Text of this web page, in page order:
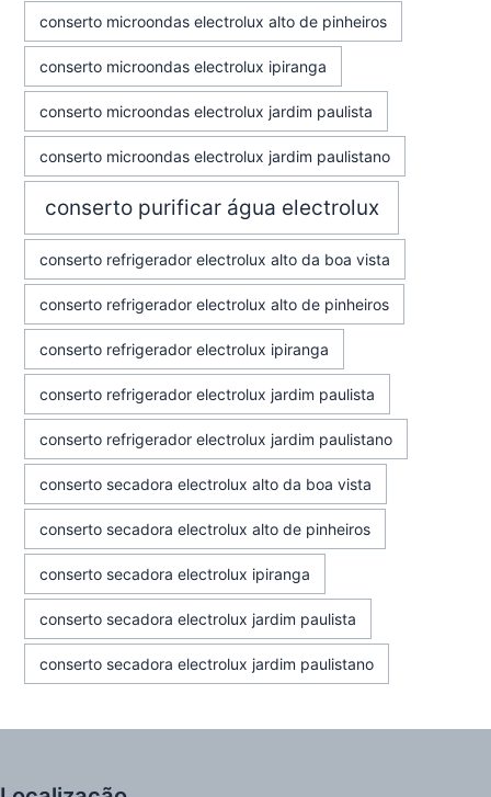
conserto microondas electrolux alto de pinheiros
conserto microondas electrolux ipiranga
conserto microondas electrolux jardim paulista
conserto microondas electrolux jardim paulistano
conserto purificar água electrolux
conserto refrigerador electrolux alto da boa vista
conserto refrigerador electrolux alto de pinheiros
conserto refrigerador electrolux ipiranga
conserto refrigerador electrolux jardim paulista
conserto refrigerador electrolux jardim paulistano
conserto secadora electrolux alto da boa vista
conserto secadora electrolux alto de pinheiros
conserto secadora electrolux ipiranga
conserto secadora electrolux jardim paulista
conserto secadora electrolux jardim paulistano